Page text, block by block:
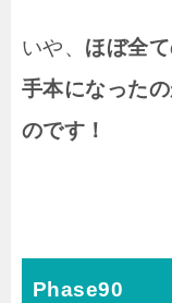
いや、 ほぼ全
手本になった
のです！
Phase90